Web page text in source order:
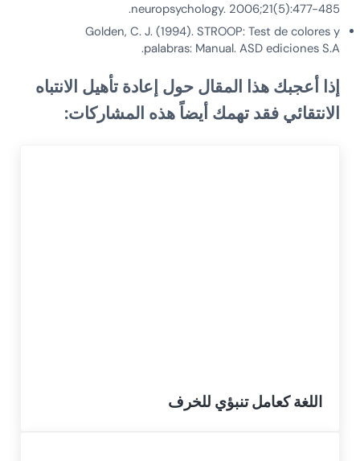
neuropsychology. 2006;21(5):477-485.
Golden, C. J. (1994). STROOP: Test de colores y
palabras: Manual. ASD ediciones S.A.
إذا أعجبك هذا المقال حول إعادة تأهيل الانتباه
الانتقائي فقد تهمك أيضاً هذه المشاركات:
اللغة كعامل تنبؤي للخرف